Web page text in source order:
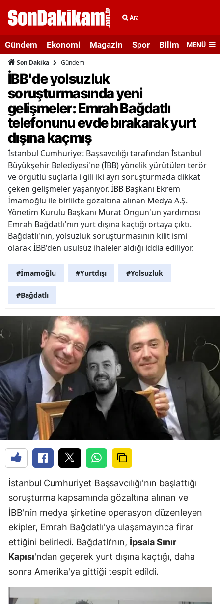
Ara
Gündem Ekonomi Magazin Spor Bilim veMENÜ
Son Dakika Gündem
İBB'de yolsuzluk
soruşturmasında yeni
gelişmeler: Emrah Bağdatlı
telefonunu evde bırakarak yurt
dışına kaçmış
İstanbul Cumhuriyet Başsavcılığı tarafından İstanbul
Büyükşehir Belediyesi'ne (İBB) yönelik yürütülen terör
ve örgütlü suçlarla ilgili iki ayrı soruşturmada dikkat
çeken gelişmeler yaşanıyor. İBB Başkanı Ekrem
İmamoğlu ile birlikte gözaltına alınan Medya A.Ş.
Yönetim Kurulu Başkanı Murat Ongun'un yardımcısı
Emrah Bağdatlı'nın yurt dışına kaçtığı ortaya çıktı.
Bağdatlı'nın, yolsuzluk soruşturmasının kilit ismi
olarak İBB'den usulsüz ihaleler aldığı iddia ediliyor.
#İmamoğlu #Yurtdışı #Yolsuzluk
#Bağdatlı
İstanbul Cumhuriyet Başsavcılığı'nın başlattığı
soruşturma kapsamında gözaltına alınan ve
İBB'nin medya şirketine operasyon düzenleyen
ekipler, Emrah Bağdatlı'ya ulaşamayınca firar
ettiğini belirledi. Bağdatlı'nın, İpsala Sınır
Kapısı'ndan geçerek yurt dışına kaçtığı, daha
sonra Amerika'ya gittiği tespit edildi.